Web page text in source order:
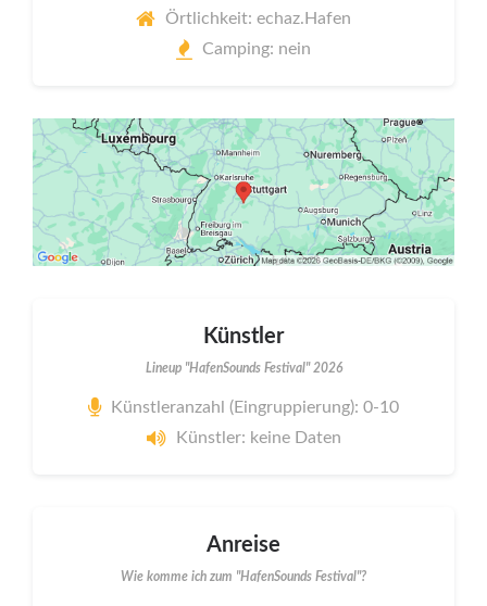
Örtlichkeit: echaz.Hafen
Camping: nein
Künstler
Lineup "HafenSounds Festival" 2026
Künstleranzahl (Eingruppierung): 0-10
Künstler: keine Daten
Anreise
Wie komme ich zum "HafenSounds Festival"?